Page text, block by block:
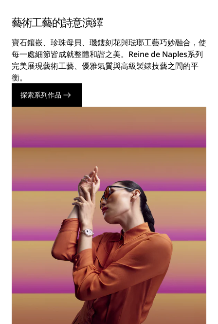
藝術工藝的詩意演繹
寶石鑲嵌、珍珠母貝、璣鏤刻花與琺瑯工藝巧妙融合，使
每一處細節皆成就整體和諧之美。Reine de Naples系列
完美展現藝術工藝、優雅氣質與高級製錶技藝之間的平
衡。
探索系列作品